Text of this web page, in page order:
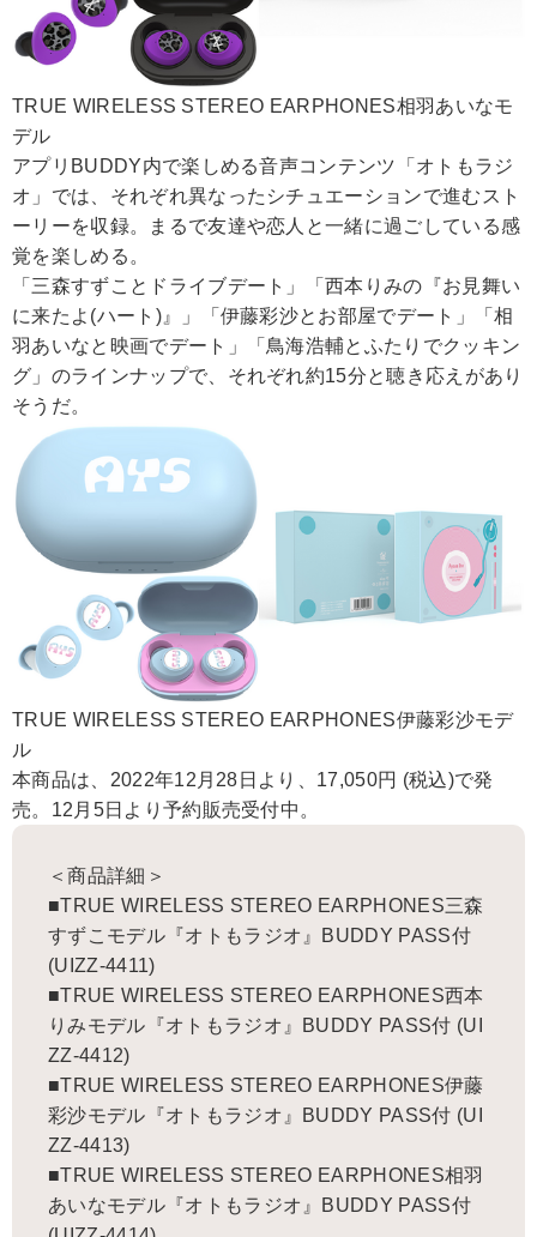
TRUE WIRELESS STEREO EARPHONES相羽あいなモ
デル
アプリBUDDY内で楽しめる音声コンテンツ「オトもラジ
オ」では、それぞれ異なったシチュエーションで進むスト
ーリーを収録。まるで友達や恋人と一緒に過ごしている感
覚を楽しめる。
「三森すずことドライブデート」「西本りみの『お見舞い
に来たよ(ハート)』」「伊藤彩沙とお部屋でデート」「相
羽あいなと映画でデート」「鳥海浩輔とふたりでクッキン
グ」のラインナップで、それぞれ約15分と聴き応えがあり
そうだ。
TRUE WIRELESS STEREO EARPHONES伊藤彩沙モデ
ル
本商品は、2022年12月28日より、17,050円 (税込)で発
売。12月5日より予約販売受付中。
＜商品詳細＞
■TRUE WIRELESS STEREO EARPHONES三森
すずこモデル『オトもラジオ』BUDDY PASS付
(UIZZ-4411)
■TRUE WIRELESS STEREO EARPHONES西本
りみモデル『オトもラジオ』BUDDY PASS付 (UI
ZZ-4412)
■TRUE WIRELESS STEREO EARPHONES伊藤
彩沙モデル『オトもラジオ』BUDDY PASS付 (UI
ZZ-4413)
■TRUE WIRELESS STEREO EARPHONES相羽
あいなモデル『オトもラジオ』BUDDY PASS付